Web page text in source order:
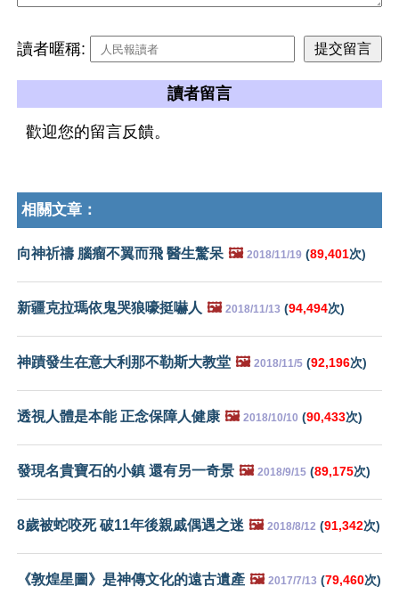
讀者暱稱:
讀者留言
歡迎您的留言反饋。
相關文章：
向神祈禱 腦瘤不翼而飛 醫生驚呆 🖼️ 2018/11/19 (89,401次)
新疆克拉瑪依鬼哭狼嚎挺嚇人 🖼️ 2018/11/13 (94,494次)
神蹟發生在意大利那不勒斯大教堂 🖼️ 2018/11/5 (92,196次)
透視人體是本能 正念保障人健康 🖼️ 2018/10/10 (90,433次)
發現名貴寶石的小鎮 還有另一奇景 🖼️ 2018/9/15 (89,175次)
8歲被蛇咬死 破11年後親戚偶遇之迷 🖼️ 2018/8/12 (91,342次)
《敦煌星圖》是神傳文化的遠古遺產 🖼️ 2017/7/13 (79,460次)